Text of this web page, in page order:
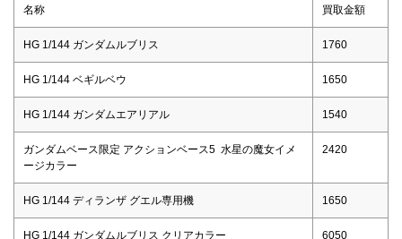
名称 買取金額
HG 1/144 ガンダムルブリス 1760
HG 1/144 ベギルベウ 1650
HG 1/144 ガンダムエアリアル 1540
ガンダムベース限定 アクションベース5 水星の魔女イメ
ージカラー
2420
HG 1/144 ディランザ グエル専用機 1650
HG 1/144 ガンダムルブリス クリアカラー 6050